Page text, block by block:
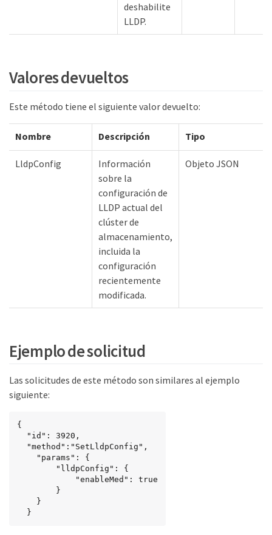
deshabilite
LLDP.
Valores devueltos
Este método tiene el siguiente valor devuelto:
Nombre Descripción Tipo
LldpConfig
Información
sobre la
configuración de
LLDP actual del
clúster de
almacenamiento,
incluida la
configuración
recientemente
modificada.
Objeto JSON
Ejemplo de solicitud
Las solicitudes de este método son similares al ejemplo
siguiente:
{
  }